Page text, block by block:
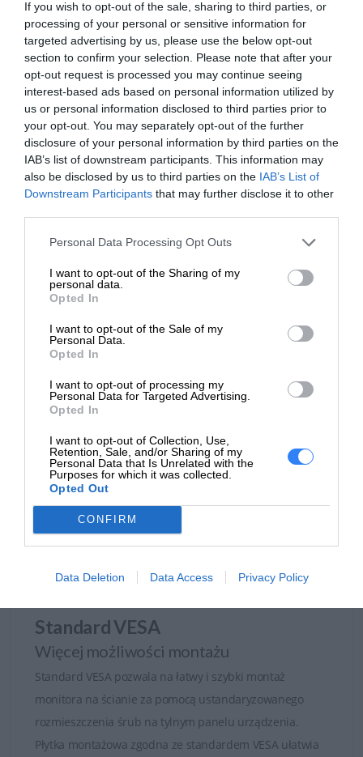
If you wish to opt-out of the sale, sharing to third parties, or
processing of your personal or sensitive information for
targeted advertising by us, please use the below opt-out
section to confirm your selection. Please note that after your
opt-out request is processed you may continue seeing
interest-based ads based on personal information utilized by
us or personal information disclosed to third parties prior to
your opt-out. You may separately opt-out of the further
disclosure of your personal information by third parties on the
IAB’s list of downstream participants. This information may
also be disclosed by us to third parties on the IAB’s List of
Downstream Participants that may further disclose it to other
Personal Data Processing Opt Outs
I want to opt-out of the Sharing of my
personal data.
Opted In
I want to opt-out of the Sale of my
Personal Data.
Opted In
I want to opt-out of processing my
Personal Data for Targeted Advertising.
Opted In
I want to opt-out of Collection, Use,
Retention, Sale, and/or Sharing of my
Personal Data that Is Unrelated with the
Purposes for which it was collected.
Opted Out
CONFIRM
Data Deletion Data Access Privacy Policy
pomaga w pracy grupowej.
Plug and play
Potrzeba do wyświetlić obraz z innych urządzeń na
ekranie monitora? Wystarczy podłączyć i pracować. Dell
UltraSharp wspiera wiele możliwości połączeń.
Koncentrator USB współpracuje z kamerami,
palmtopami, odtwarzaczami DVD i nagrywarkami.
Jednocześnie HDMI umożliwia podłączenie monitora do
smartfonów i tabletów, aby wyświetlić ich zawartość na
większym ekranie.
Interfejs DisplayPort oferuje wysoką wydajność i dobre
połączenie między monitorem a komputerem,
ustanawiając nowy standard w łączności wyświetlacza.
arto podkreślić fakt, że monitory UltraSharp to
konstrukcja bezpieczna dla środowiska naturalnego.
Urządzenie pozbawione jest związków BFR/PVC (z
Firma Dell jako nieliczny producent sprzętu
komputerowego może pochwalić się certyfikatem EPEAT.
To o jedno z najbardziej prestiżowych wyróżnień w
branży technologicznej. Certyfikat EPEAT Gold wskazuje,
ze produkt spełnia najbardziej surowe kryteria dbałości
o środowisko.
Energooszczednosc i wysoka ergonomia
Oferowany monitor jest zgodny z norma TCO, norma
przyznawana dla elektronicznych urządzeń, oceniająca
zgodność produktów pod względem ergonomii,
energooszczędności i ekologii.
Standard VESA
Więcej możliwości montażu
Standard VESA pozwala na łatwy i szybki montaż
monitora na ścianie za pomocą ustandaryzowanego
rozmieszczenia śrub na tylnym panelu urządzenia.
Płytka montażowa zgodna ze standardem VESA ułatwia